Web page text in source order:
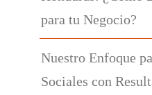
para tu Negocio?
Nuestro Enfoque
Sociales con